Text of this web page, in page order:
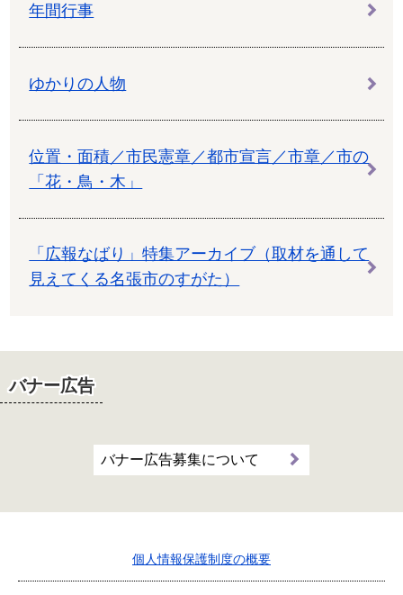
年間行事
ゆかりの人物
位置・面積／市民憲章／都市宣言／市章／市の
「花・鳥・木」
「広報なばり」特集アーカイブ（取材を通して
見えてくる名張市のすがた）
バナー広告
バナー広告募集について
個人情報保護制度の概要